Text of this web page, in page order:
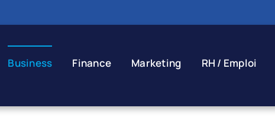
Business Finance Marketing RH / Emploi